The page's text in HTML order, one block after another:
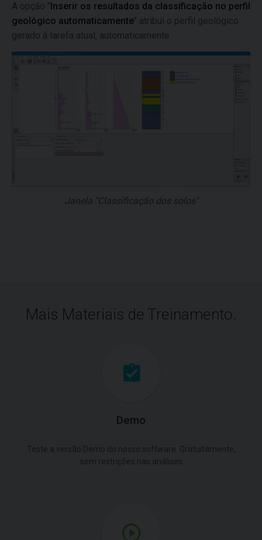
A opção "Inserir os resultados da classificação no perfil
geológico automaticamente" atribui o perfil geológico
gerado à tarefa atual, automaticamente.
Janela "Classificação dos solos"
Mais Materiais de Treinamento.
Demo